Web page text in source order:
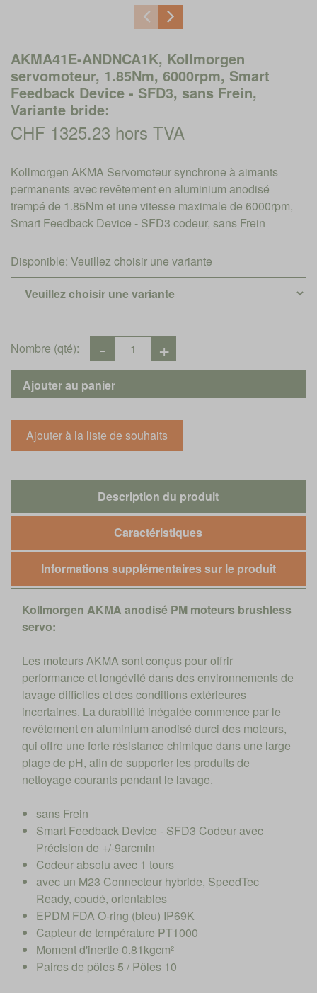
AKMA41E-ANDNCA1K, Kollmorgen
servomoteur, 1.85Nm, 6000rpm, Smart
Feedback Device - SFD3, sans Frein,
Variante bride:
CHF 1325.23 hors TVA
Kollmorgen AKMA Servomoteur synchrone à aimants
permanents avec revêtement en aluminium anodisé
trempé de 1.85Nm et une vitesse maximale de 6000rpm,
Smart Feedback Device - SFD3 codeur, sans Frein
Disponible: Veuillez choisir une variante
Nombre (qté):
Description du produit
Caractéristiques
Informations supplémentaires sur le produit
Kollmorgen AKMA anodisé PM moteurs brushless
servo:
Les moteurs AKMA sont conçus pour offrir
performance et longévité dans des environnements de
lavage difficiles et des conditions extérieures
incertaines. La durabilité inégalée commence par le
revêtement en aluminium anodisé durci des moteurs,
qui offre une forte résistance chimique dans une large
plage de pH, afin de supporter les produits de
nettoyage courants pendant le lavage.
sans Frein
Smart Feedback Device - SFD3 Codeur avec
Précision de +/-9arcmin
Codeur absolu avec 1 tours
avec un M23 Connecteur hybride, SpeedTec
Ready, coudé, orientables
EPDM FDA O-ring (bleu) IP69K
Capteur de température PT1000
Moment d'inertie 0.81kgcm²
Paires de pôles 5 / Pôles 10